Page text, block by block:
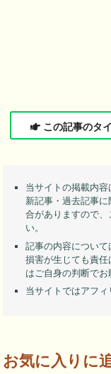
この記事のタ
当サイトの掲載内
新記事・過去記事
合がありますので
い。
記事の内容につい
損害が生じても責
はご自身の判断でお
当サイトではアフィ
お気に入りに